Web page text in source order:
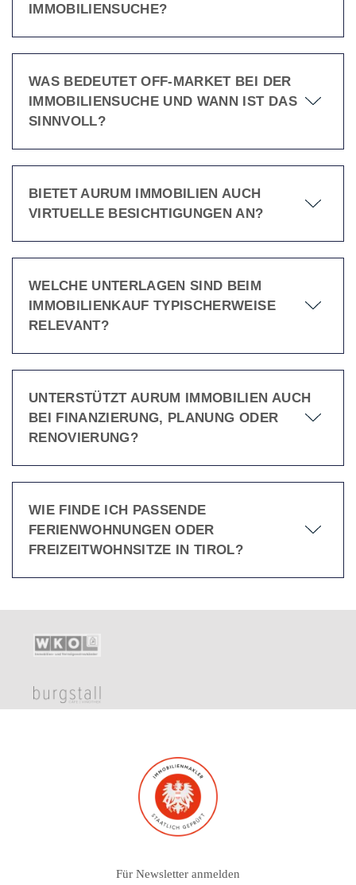
IMMOBILIENSUCHE?
WAS BEDEUTET OFF-MARKET BEI DER
IMMOBILIENSUCHE UND WANN IST DAS
SINNVOLL?
BIETET AURUM IMMOBILIEN AUCH
VIRTUELLE BESICHTIGUNGEN AN?
WELCHE UNTERLAGEN SIND BEIM
IMMOBILIENKAUF TYPISCHERWEISE
RELEVANT?
UNTERSTÜTZT AURUM IMMOBILIEN AUCH
BEI FINANZIERUNG, PLANUNG ODER
RENOVIERUNG?
WIE FINDE ICH PASSENDE
FERIENWOHNUNGEN ODER
FREIZEITWOHNSITZE IN TIROL?
Für Newsletter anmelden